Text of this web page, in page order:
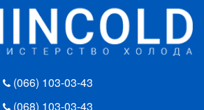
(066) 103-03-43
(068) 103-03-43